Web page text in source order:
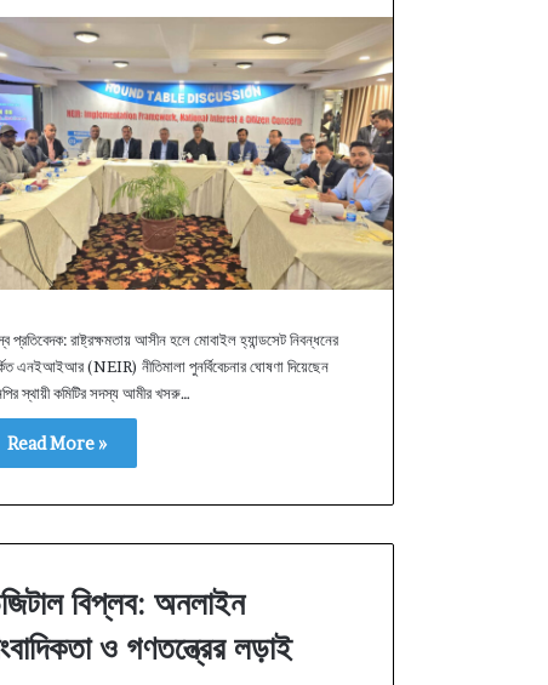
প্রতিবেদক: রাষ্ট্রক্ষমতায় আসীন হলে মোবাইল হ্যান্ডসেট নিবন্ধনের
এনইআইআর (NEIR) নীতিমালা পুনর্বিবেচনার ঘোষণা দিয়েছেন
স্থায়ী কমিটির সদস্য আমীর খসরু…
Read More »
বিপ্লব: অনলাইন
ও গণতন্ত্রের লড়াই